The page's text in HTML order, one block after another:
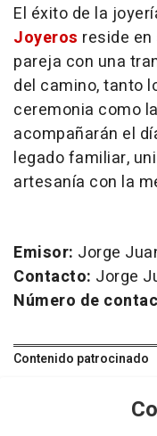
El éxito de la
Joyeros reside
pareja con una
del camino, tanto
ceremonia como
acompañarán el
legado familiar,
artesanía con la
Emisor: Jorge
Contacto: Jorge
Número de
Contenido patrocinado